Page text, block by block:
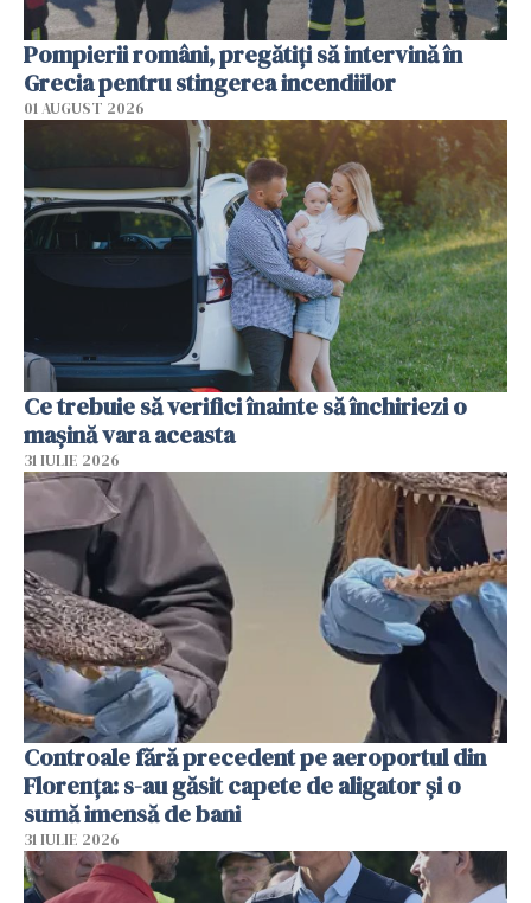
Pompierii români, pregătiţi să intervină în
Grecia pentru stingerea incendiilor
01 AUGUST 2026
Ce trebuie să verifici înainte să închiriezi o
mașină vara aceasta
31 IULIE 2026
Controale fără precedent pe aeroportul din
Florența: s-au găsit capete de aligator și o
sumă imensă de bani
31 IULIE 2026